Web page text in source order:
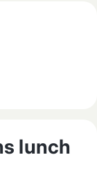
lunch